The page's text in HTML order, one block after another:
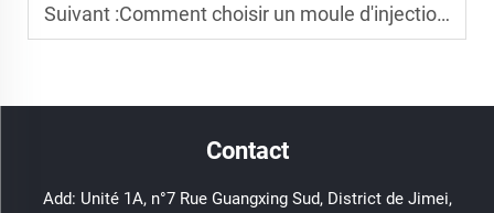
Suivant :Comment choisir un moule d'injection durable pour les jouets du quotidien ?
Contact
Add: Unité 1A, n°7 Rue Guangxing Sud, District de Jimei,